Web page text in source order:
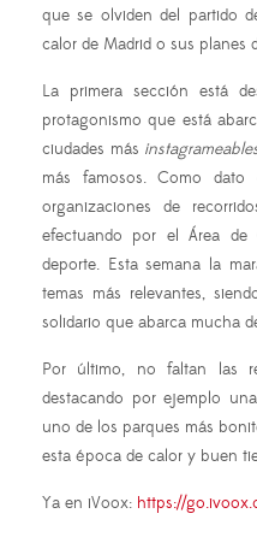
que se olviden del partido
calor de Madrid o sus planes
La primera sección está
protagonismo que está
ciudades más
más famosos. Como
organizaciones de
efectuando por el Área
deporte. Esta semana la
temas más relevantes,
solidario que abarca mucha
Por último, no faltan las
destacando por ejemplo
uno de los parques más
esta época de calor y buen
Ya en iVoox: https://